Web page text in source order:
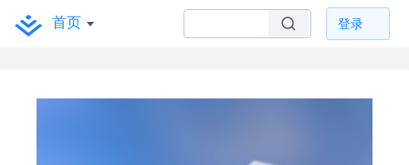
首页 登录